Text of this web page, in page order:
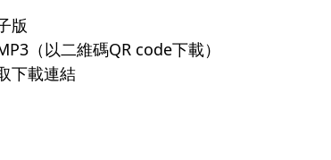
版
（以二維碼QR code下載）
下載連結